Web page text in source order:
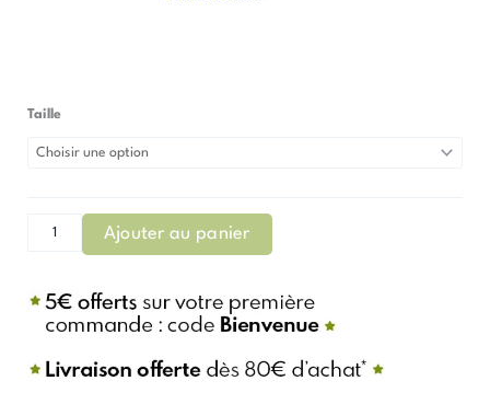
Taille
de
Femme
-
Blanc
Ajouter au panier